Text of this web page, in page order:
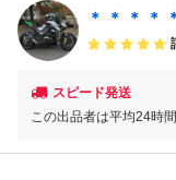
中古
スポッ
付き
＊ ＊ ＊ ＊
スピード発送
この出品者は平均24時